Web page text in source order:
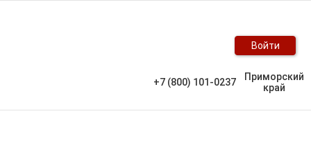
Войти
+7 (800) 101-0237
Приморский
край